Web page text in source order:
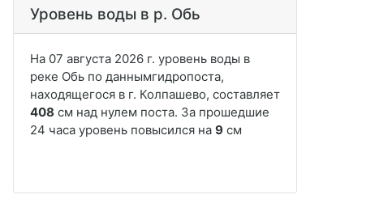
Уровень воды в р. Обь